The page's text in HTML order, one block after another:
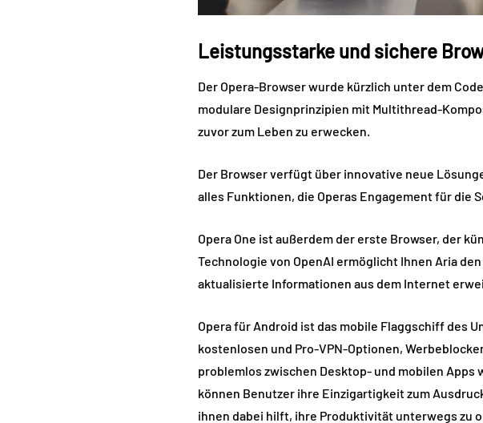
Leistungsstarke und sichere
Der Opera-Browser wurde kürzlich unter dem
modulare Designprinzipien mit Multithread-
zuvor zum Leben zu erwecken.
Der Browser verfügt über innovative neue
alles Funktionen, die Operas Engagement für
Opera One ist außerdem der erste Browser, der
Technologie von OpenAI ermöglicht Ihnen Aria
aktualisierte Informationen aus dem Internet
Opera für Android ist das mobile Flaggschiff des
kostenlosen und Pro-VPN-Optionen,
problemlos zwischen Desktop- und mobilen
können Benutzer ihre Einzigartigkeit zum
ihnen dabei hilft, ihre Produktivität unterwegs zu